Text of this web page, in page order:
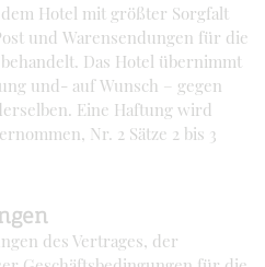
Hotel mit größter Sorgfalt
und Warensendungen für die
Das Hotel übernimmt
und- auf Wunsch – gegen
Eine Haftung wird
Nr. 2 Sätze 2 bis 3
des Vertrages, der